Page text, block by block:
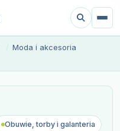
Moda i akcesoria
Obuwie, torby i galanteria